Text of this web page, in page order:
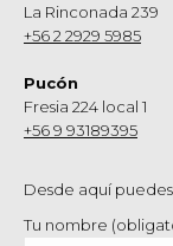
La Rinconada 239
+56 2 2929 5985
Pucón
Fresia 224 local 1
+56 9 93189395
Desde aquí
Tu nombre